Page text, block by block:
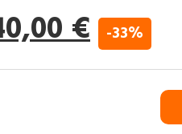
€Le
prix
actuel
-33%